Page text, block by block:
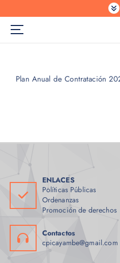
Plan Anual de Contratación
ENLACES
Políticas Públicas
Ordenanzas
Promoción de derechos
Contactos
cpicayambe@gmail.com